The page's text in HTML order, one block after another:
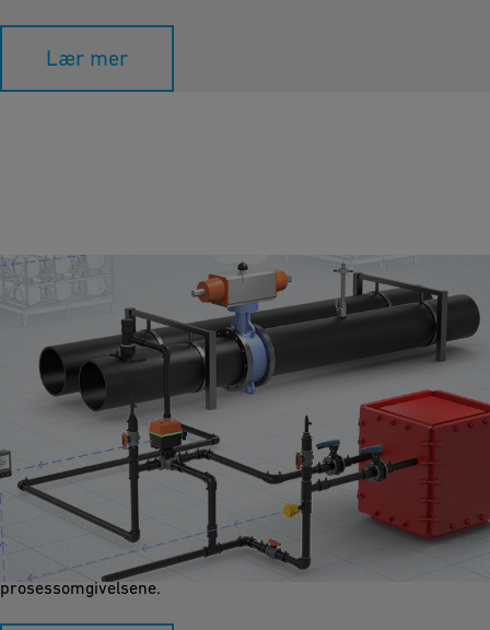
Lær mer
Prosesskjøling
Å kjøle mediet, enkeltkomponenter eller hele systemer er en
integrert del av mange industrielle prosesser. Elementer kan
enten kjøles direkte eller via sekundære systemer som kjøler
prosessomgivelsene.